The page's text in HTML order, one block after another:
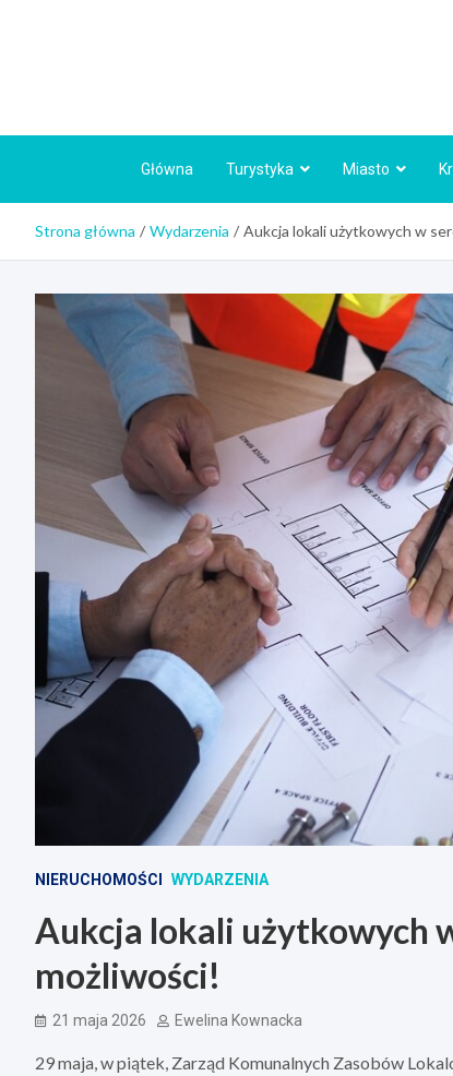
Główna Turystyka Miasto
Strona główna Wydarzenia Aukcja lokali użytkowych w
NIERUCHOMOŚCI WYDARZENIA
Aukcja lokali użytkowych
możliwości!
21 maja 2026 Ewelina Kownacka
29 maja, w piątek, Zarząd Komunalnych Zasobów